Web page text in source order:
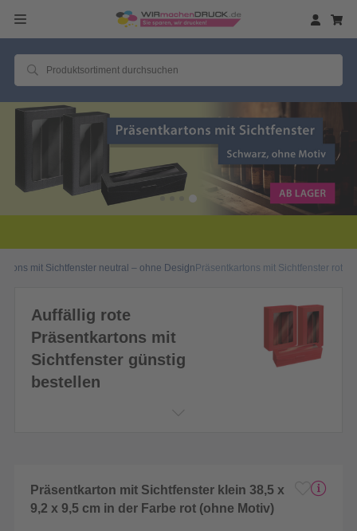
mit Sichtfenster neutral – ohne DesignPräsentkartons mit Sichtfenster rot
Auffällig rote
Präsentkartons mit
Sichtfenster günstig
bestellen
Präsentkarton mit Sichtfenster klein 38,5 x
9,2 x 9,5 cm in der Farbe rot (ohne Motiv)